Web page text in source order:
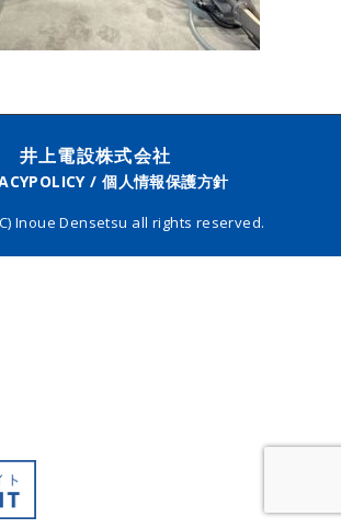
井上電設株式会社
/ 個人情報保護方針
Inoue Densetsu all rights reserved.